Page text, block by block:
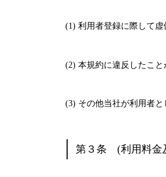
(1) 利用者登録に際して
(2) 本規約に違反したこ
(3) その他当社が利用者
第３条 (利用料金